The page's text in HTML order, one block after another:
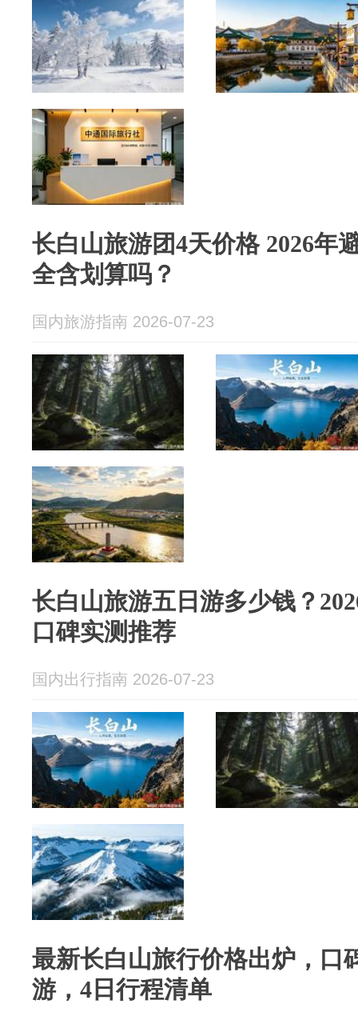
长白山旅游团4天价格 2026年
全含划算吗？
国内旅游指南 2026-07-23
长白山旅游五日游多少钱？
口碑实测推荐
国内出行指南 2026-07-23
最新长白山旅行价格出炉，口
游，4日行程清单